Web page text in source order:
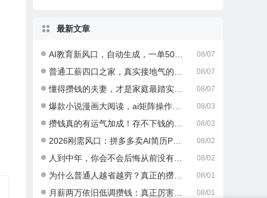
最新文章
08/07
AI教育新风口，自动生成，一单500+，月入2W+!
08/07
普通工薪四口之家，真实接地气的攒钱日常
08/07
懂得攒钱的夫妻，才是家庭最踏实的底气
08/03
爆款小说漫画大阅读，ai矩阵操作，当天可见收益，号称日入400+
08/03
攒钱真的有运气加成！存不下钱的人，大多栽在这一点
08/02
2026刚需风口：拼多多卖AI简历PPT，可矩阵放大，小白也能干，日入700+！
08/02
人到中年，你会不会后悔从前没有好好攒钱？
08/01
为什么普通人越省越穷？真正的攒钱逻辑很多人都搞错了
08/01
月薪两万依旧低调攒钱：真正厉害的成年人，从不乱消费